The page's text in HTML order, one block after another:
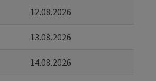
12.08.2026
13.08.2026
14.08.2026